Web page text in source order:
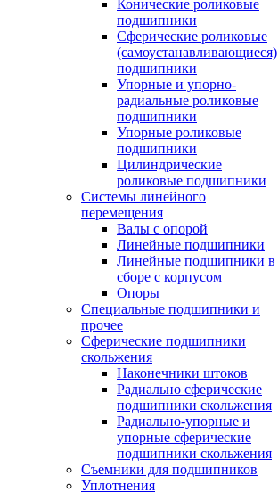
Конические роликовые
подшипники
Сферические роликовые
(самоустанавливающиеся)
подшипники
Упорные и упорно-
радиальные роликовые
подшипники
Упорные роликовые
подшипники
Цилиндрические
роликовые подшипники
Системы линейного
перемещения
Валы с опорой
Линейные подшипники
Линейные подшипники в
сборе с корпусом
Опоры
Специальные подшипники и
прочее
Сферические подшипники
скольжения
Наконечники штоков
Радиально сферические
подшипники скольжения
Радиально-упорные и
упорные сферические
подшипники скольжения
Съемники для подшипников
Уплотнения